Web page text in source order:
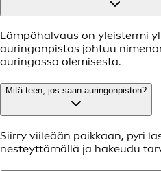
Lämpöhalvaus on yleistermi
auringonpistos johtuu
auringossa olemisesta.
Mitä teen, jos saan auringonpiston?
Siirry viileään paikkaan, pyri
nesteyttämällä ja hakeudu